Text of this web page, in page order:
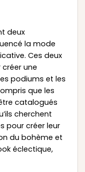
deux
la mode
Ces deux
une
podiums et les
que les
catalogués
cherchent
pour créer leur
du bohème et
éclectique,